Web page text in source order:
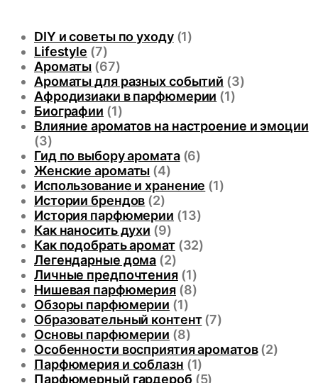
DIY и советы по уходу(1)
Lifestyle (7)
Ароматы (67)
Ароматы для разных событий (3)
Афродизиаки в парфюмерии (1)
Биографии (1)
Влияние ароматов на настроение и эмоции
(3)
Гид по выбору аромата(6)
Женские ароматы (4)
Использование и хранение (1)
Истории брендов (2)
История парфюмерии (13)
Как наносить духи (9)
Как подобрать аромат(32)
Легендарные дома (2)
Личные предпочтения(1)
Нишевая парфюмерия(8)
Обзоры парфюмерии (1)
Образовательный контент(7)
Основы парфюмерии (8)
Особенности восприятия ароматов(2)
Парфюмерия и соблазн (1)
Парфюмерный гардероб (5)